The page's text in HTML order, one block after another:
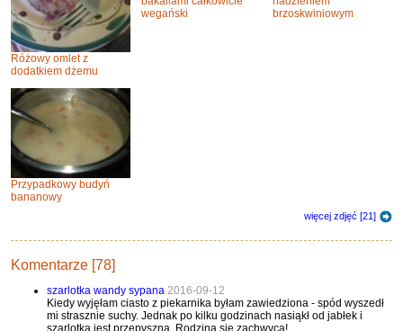
Różowy omlet z
dodatkiem dżemu
wegański
brzoskwiniowym
Przypadkowy budyń
bananowy
więcej zdjęć [21]
Komentarze [78]
szarlotka wandy sypana 2016-09-12
Kiedy wyjęłam ciasto z piekarnika byłam zawiedziona - spód wyszedł
mi strasznie suchy. Jednak po kilku godzinach nasiąkł od jabłek i
szarlotka jest przepyszna. Rodzina się zachwyca!